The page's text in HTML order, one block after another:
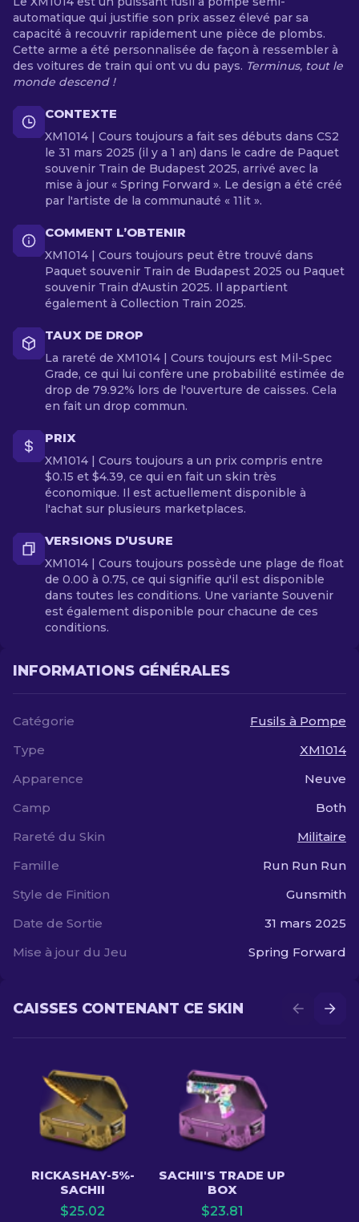
automatique qui justifie son prix assez élevé par sa
capacité à recouvrir rapidement une pièce de plombs.
Cette arme a été personnalisée de façon à ressembler à
des voitures de train qui ont vu du pays. Terminus, tout le
monde descend !
CONTEXTE
XM1014 | Cours toujours a fait ses débuts dans CS2
le 31 mars 2025 (il y a 1 an) dans le cadre de Paquet
souvenir Train de Budapest 2025, arrivé avec la
mise à jour « Spring Forward ». Le design a été créé
par l'artiste de la communauté « 11it ».
COMMENT L’OBTENIR
XM1014 | Cours toujours peut être trouvé dans
Paquet souvenir Train de Budapest 2025 ou Paquet
souvenir Train d'Austin 2025. Il appartient
également à Collection Train 2025.
TAUX DE DROP
La rareté de XM1014 | Cours toujours est Mil-Spec
Grade, ce qui lui confère une probabilité estimée de
drop de 79.92% lors de l'ouverture de caisses. Cela
en fait un drop commun.
PRIX
XM1014 | Cours toujours a un prix compris entre
$0.15 et $4.39, ce qui en fait un skin très
économique. Il est actuellement disponible à
l'achat sur plusieurs marketplaces.
VERSIONS D’USURE
XM1014 | Cours toujours possède une plage de float
de 0.00 à 0.75, ce qui signifie qu'il est disponible
dans toutes les conditions. Une variante Souvenir
est également disponible pour chacune de ces
conditions.
INFORMATIONS GÉNÉRALES
Catégorie
Fusils à Pompe
Type
XM1014
Apparence
Neuve
Camp
Both
Rareté du Skin
Militaire
Famille
Run Run Run
Style de Finition
Gunsmith
Date de Sortie
31 mars 2025
Mise à jour du Jeu
Spring Forward
CAISSES CONTENANT CE SKIN
RICKASHAY-5%-
SACHII
$25.02
SACHII'S TRADE UP
BOX
$23.81